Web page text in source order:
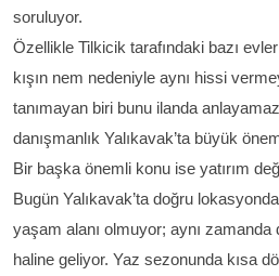
soruluyor.
Özellikle Tilkicik tarafındaki bazı
kışın nem nedeniyle aynı hissi
tanımayan biri bunu ilanda
danışmanlık Yalıkavak’ta büyük
Bir başka önemli konu ise yatırım
Bugün Yalıkavak’ta doğru
yaşam alanı olmuyor; aynı zamanda
haline geliyor. Yaz sezonunda kısa